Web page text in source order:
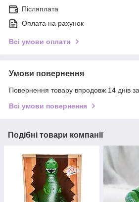
Післяплата
Оплата на рахунок
Всі умови оплати
Умови повернення
Повернення товару впродовж 14 днів
Всі умови повернення
Подібні товари компанії